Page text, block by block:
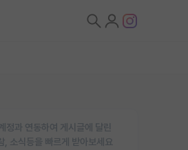
정과 연동하여 게시글에 달린
, 소식등을 빠르게 받아보세요